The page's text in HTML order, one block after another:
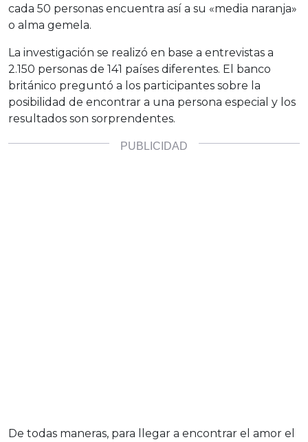
cada 50 personas encuentra así a su «media naranja»
o alma gemela.
La investigación se realizó en base a entrevistas a
2.150 personas de 141 países diferentes. El banco
británico preguntó a los participantes sobre la
posibilidad de encontrar a una persona especial y los
resultados son sorprendentes.
De todas maneras, para llegar a encontrar el amor el